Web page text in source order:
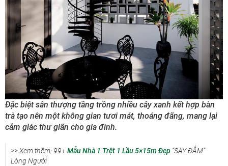
Đặc biệt sân thượng tầng trồng nhiều cây xanh kết hợp bàn
trà tạo nên một không gian tươi mát, thoáng đãng, mang lại
cảm giác thư giãn cho gia đình.
>> Xem thêm: 99+Mẫu Nhà 1 Trệt 1 Lầu 5×15m Đẹp “SAY ĐẮM”
Lòng Người